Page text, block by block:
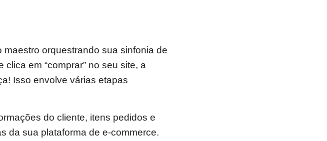
orquestrando sua sinfonia de
em “comprar” no seu site, a
Isso envolve várias etapas
do cliente, itens pedidos e
da sua plataforma de e-commerce.